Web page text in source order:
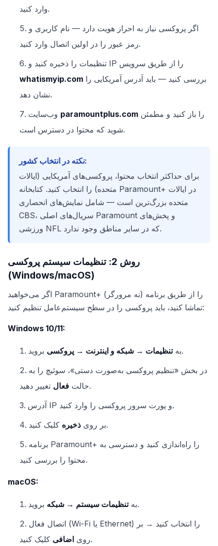
وارد کنید.
اگر پروکسی نیاز به احراز هویت دارد — نام کاربری و
رمز عبور را در اولین اتصال وارد کنید.
تنظیمات را ذخیره کنید و IP را از طریق سرویس
whatismyip.com
نشان دهد.
paramountplus.com
شوید که محتوا در دسترس است.
نکته در انتخاب کشور:
برای حداکثر انتخاب محتوا، پروکسی‌های آمریکایی (ایالات
متحده) را انتخاب کنید. کتابخانه Paramount+ در ایالات
متحده بزرگ‌ترین است — شامل نمایش‌های انحصاری
CBS، سریال‌های اصلی Paramount و پخش‌های
ورزشی NFL که در سایر مناطق وجود ندارد.
روش 2: تنظیمات سیستم پروکسی
(Windows/macOS)
اگر می‌خواهید Paramount+ را از طریق برنامه (نه مرورگر)
تماشا کنید، باید پروکسی را در سطح سیستم‌عامل تنظیم کنید:
Windows 10/11:
بهتنظیمات → شبکه و اینترنت → پروکسی
بروید.
در بخش «تنظیم پروکسی به‌صورت دستی»، سوئیچ را به
حالت فعال
تغییر دهید.
آدرس IP و پورت سرور پروکسی را وارد کنید.
بر روی ذخیره
کلیک کنید.
برنامه Paramount+ را راه‌اندازی کنید و دسترسی به
محتوا را بررسی کنید.
macOS:
بهتنظیمات سیستم → شبکه
بروید.
اتصال فعال (Wi-Fi یا Ethernet) را انتخاب کنید → بر
روی اضافی
کلیک کنید.